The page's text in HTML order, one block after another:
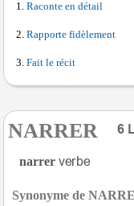
Raconte en détail
Rapporte fidèlement
Fait le récit
NARRER
narrer
Synonyme de